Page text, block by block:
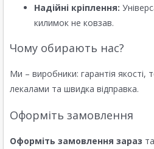
Надійні кріплення:
килимок не ковзав.
Чому обирають нас?
Ми – виробники: гарантія якості,
лекалами та швидка відправка.
Оформіть замовлення
Оформіть замовлення зараз